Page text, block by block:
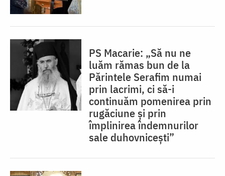
PS Macarie: „Să nu ne
luăm rămas bun de la
Părintele Serafim numai
prin lacrimi, ci să-i
continuăm pomenirea prin
rugăciune și prin
împlinirea îndemnurilor
sale duhovnicești”